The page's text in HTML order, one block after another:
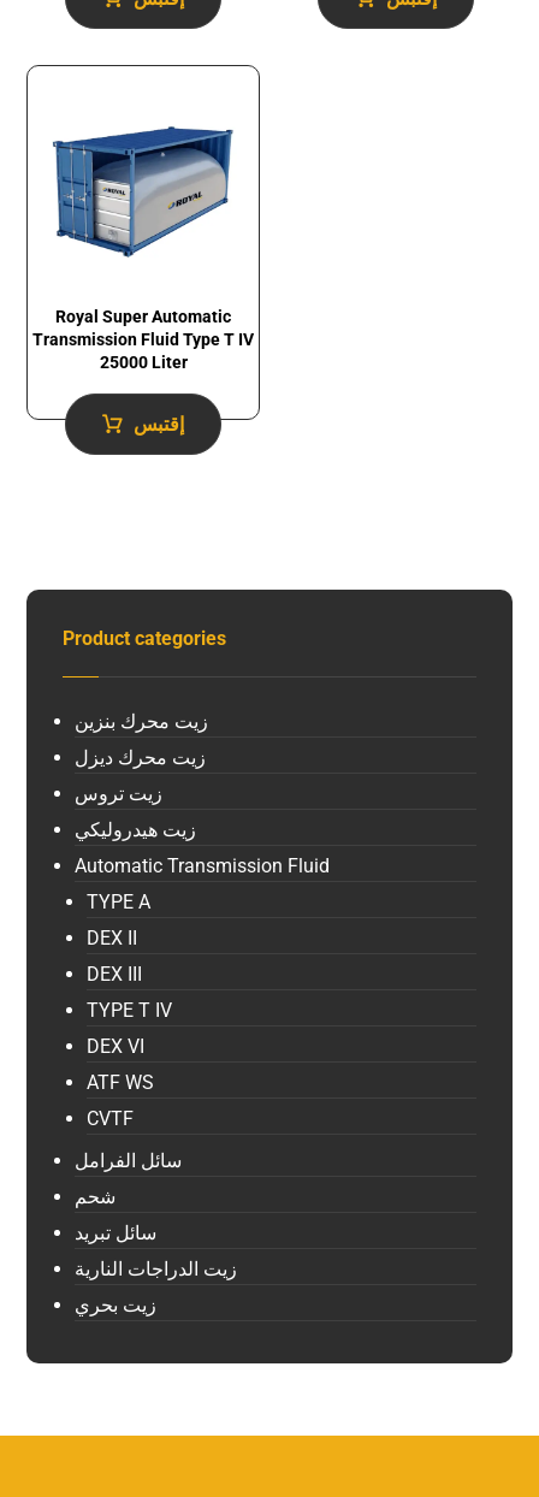
Royal Super Automatic
Transmission Fluid​ Type T IV
25000 Liter
إقتبس
Product categories
زيت محرك بنزين
زيت محرك ديزل
زيت تروس
زيت هيدروليكي
Automatic Transmission Fluid
TYPE A
DEX II
DEX III
TYPE T IV
DEX VI
ATF WS
CVTF
سائل الفرامل
شحم
سائل تبريد
زيت الدراجات النارية
زيت بحري